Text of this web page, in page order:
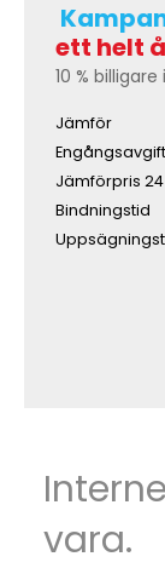
ett helt
10 %
Jämför
Engångsavgift
Jämförpris
Bindningstid
vara.